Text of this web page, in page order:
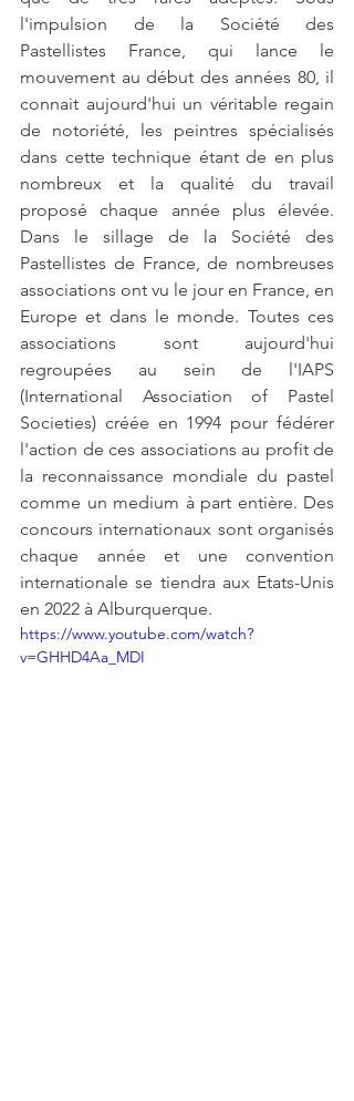
l'impulsion de la Société des
Pastellistes France, qui lance le
mouvement au début des années 80, il
connait aujourd'hui un véritable regain
de notoriété, les peintres spécialisés
dans cette technique étant de en plus
nombreux et la qualité du travail
proposé chaque année plus élevée.
Dans le sillage de la Société des
Pastellistes de France, de nombreuses
associations ont vu le jour en France, en
Europe et dans le monde. Toutes ces
associations sont aujourd'hui
regroupées au sein de l'IAPS
(International Association of Pastel
Societies) créée en 1994 pour fédérer
l'action de ces associations au profit de
la reconnaissance mondiale du pastel
comme un medium à part entière. Des
concours internationaux sont organisés
chaque année et une convention
internationale se tiendra aux Etats-Unis
en 2022 à Alburquerque.
https://www.youtube.com/watch?
v=GHHD4Aa_MDI